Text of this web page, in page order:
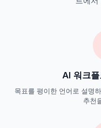
AI 워크
목표를 평이한 언어로 설명
추천